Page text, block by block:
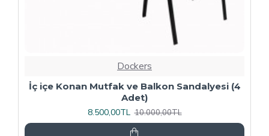
Dockers
Kapitoneli Sandalye (Deri) (4 Adet) - Yeşil
9.600,00TL 12.000,00TL